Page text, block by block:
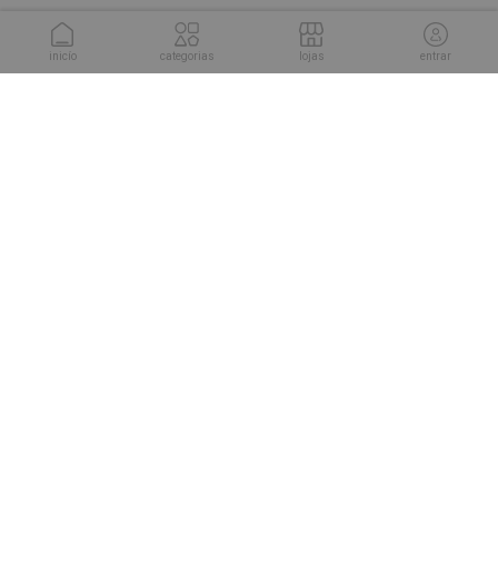
inicío categorias lojas entrar